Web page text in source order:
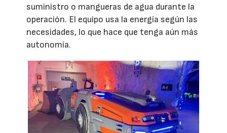
suministro o mangueras de agua durante la
operación. El equipo usa la energía según las
necesidades, lo que hace que tenga aún más
autonomía.